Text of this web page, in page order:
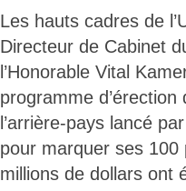
Les hauts cadres de
Directeur de Cabinet
l’Honorable Vital
programme
l’arrière-pays lancé
pour marquer ses
millions de dollars ont